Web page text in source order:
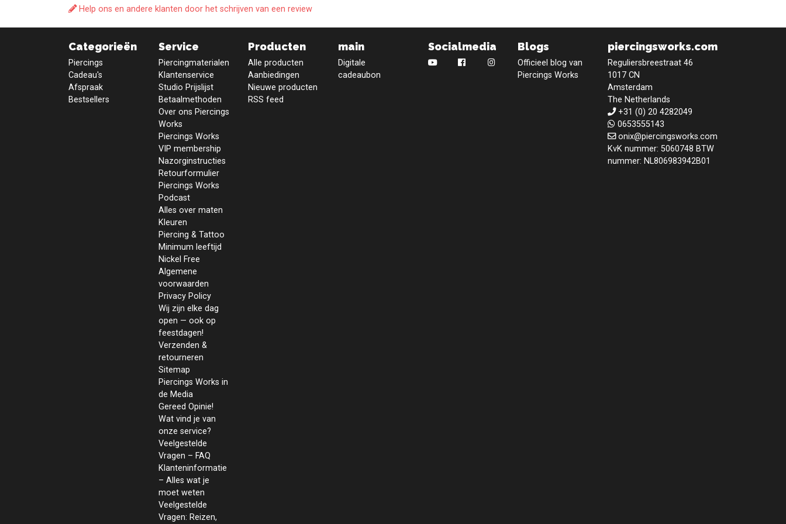
Help ons en andere klanten door het schrijven van een review
Categorieën
Piercings
Cadeau's
Afspraak
Bestsellers
Service
Piercingmaterialen
Klantenservice
Studio Prijslijst
Betaalmethoden
Over ons Piercings
Works
Piercings Works
VIP membership
Nazorginstructies
Retourformulier
Piercings Works
Podcast
Alles over maten
Kleuren
Piercing & Tattoo
Minimum leeftijd
Nickel Free
Algemene
voorwaarden
Privacy Policy
Wij zijn elke dag
open — ook op
feestdagen!
Verzenden &
retourneren
Sitemap
Piercings Works in
de Media
Gereed Opinie!
Wat vind je van
onze service?
Veelgestelde
Vragen – FAQ
Klanteninformatie
– Alles wat je
moet weten
Veelgestelde
Vragen: Reizen,
Producten
Alle producten
Aanbiedingen
Nieuwe producten
RSS feed
main
Digitale
cadeaubon
Socialmedia Blogs
Officieel blog van
Piercings Works
piercingsworks.com
Reguliersbreestraat 46
1017 CN
Amsterdam
The Netherlands
+31 (0) 20 4282049
0653555143
onix@piercingsworks.com
KvK nummer: 5060748 BTW
nummer: NL806983942B01